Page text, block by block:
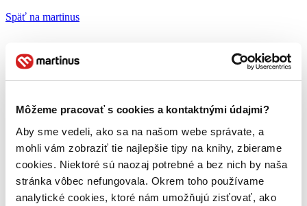
Môžeme pracovať s cookies a kontaktnými údajmi?
Aby sme vedeli, ako sa na našom webe správate, a
mohli vám zobraziť tie najlepšie tipy na knihy, zbierame
cookies. Niektoré sú naozaj potrebné a bez nich by naša
stránka vôbec nefungovala. Okrem toho používame
analytické cookies, ktoré nám umožňujú zisťovať, ako
Späť na martinus
Martinus blog
Náš príbeh
Náš zmysel
Galéria Martinusu
Sme B Corp